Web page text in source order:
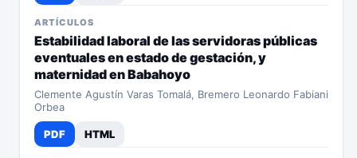
ARTÍCULOS
Estabilidad laboral de las servidoras públicas
eventuales en estado de gestación, y
maternidad en Babahoyo
Clemente Agustín Varas Tomalá, Bremero Leonardo Fabiani
Orbea
PDF HTML